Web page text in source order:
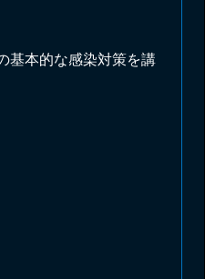
基本的な感染対策を講